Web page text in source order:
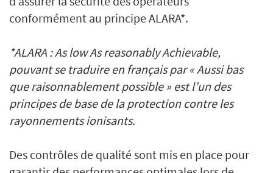
conformément au principe ALARA*.
*ALARA : As low As reasonably Achievable,
pouvant se traduire en français par « Aussi bas
que raisonnablement possible » est l’un des
principes de base de la protection contre les
rayonnements ionisants.
Des contrôles de qualité sont mis en place pour